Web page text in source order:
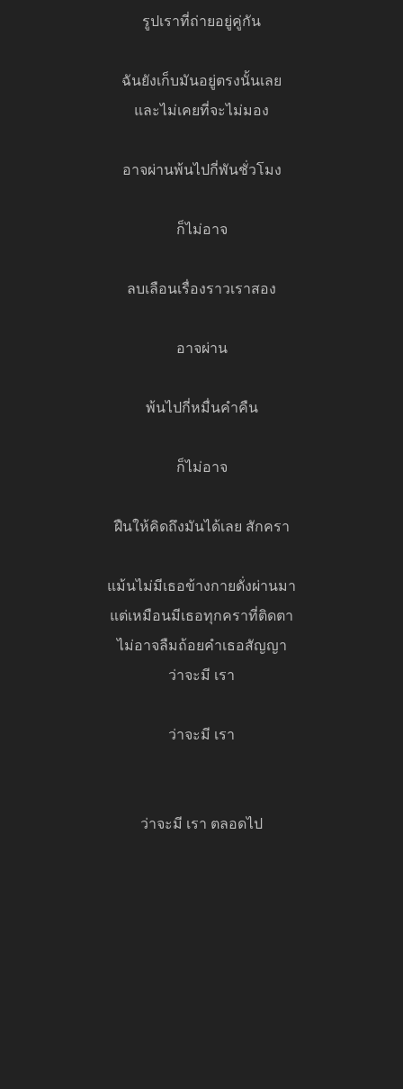
รูปเราที่ถ่ายอยู่คู่กัน
ฉันยังเก็บมันอยู่ตรงนั้นเลย
และไม่เคยที่จะไม่มอง
อาจผ่านพ้นไปกี่พันชั่วโมง
ก็ไม่อาจ
ลบเลือนเรื่องราวเราสอง
อาจผ่าน
พ้นไปกี่หมื่นคำคืน
ก็ไม่อาจ
ฝืนให้คิดถึงมันได้เลย สักครา
แม้นไม่มีเธอข้างกายดั่งผ่านมา
แต่เหมือนมีเธอทุกคราที่ติดตา
ไม่อาจลืมถ้อยคำเธอสัญญา
ว่าจะมี เรา
ว่าจะมี เรา
ว่าจะมี เรา ตลอดไป